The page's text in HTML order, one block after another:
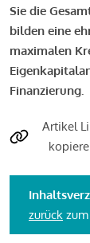
Sie die
bilden eine
maximalen
Finanzierung.
Artikel
zurück